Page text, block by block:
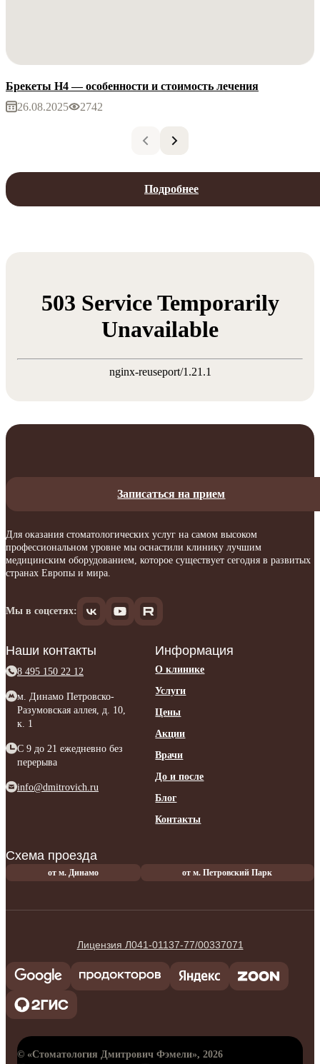
Брекеты H4 — особенности и стоимость лечения
26.08.2025
2742
Подробнее
503 Service Temporarily
Unavailable
nginx-reuseport/1.21.1
Записаться на прием
Для оказания стоматологических услуг на самом высоком
профессиональном уровне мы оснастили клинику лучшим
медицинским оборудованием, которое существует сегодня в развитых
странах Европы и мира.
Мы в соцсетях:
Наши контакты
8 495 150 22 12
м. Динамо Петровско-
Разумовская аллея, д. 10,
к. 1
C 9 до 21 ежедневно без
перерыва
info@dmitrovich.ru
Информация
О клинике
Услуги
Цены
Акции
Врачи
До и после
Блог
Контакты
Схема проезда
от м. Динамо от м. Петровский Парк
Лицензия Л041-01137-77/00337071
© «Стоматология Дмитрович Фэмели», 2026